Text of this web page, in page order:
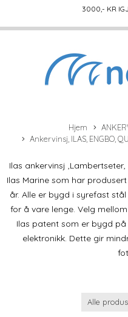
3000,- KR
Hjem
Ankervinsj, ILAS, ENGBO,
Ilas ankervinsj
Ilas Marine som har
år. Alle er bygd i syrefast
for å vare lenge. Velg
Ilas patent som er bygd
elektronikk. Dette gir